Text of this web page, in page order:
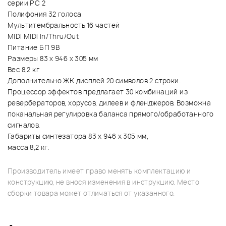
серии PC 2
Полифония 32 голоса
Мультитембральность 16 частей
MIDI MIDI In/Thru/Out
Питание БП 9В
Размеры 83 x 946 x 305 мм
Вес 8,2 кг
Дополнительно ЖК дисплей 20 символов 2 строки.
Процессор эффектов предлагает 30 комбинаций из
ревербераторов, хорусов, дилеев и фленджеров. Возможна
поканальная регулировка баланса прямого/обработанного
сигналов.
Габариты синтезатора 83 x 946 x 305 мм,
масса 8,2 кг.
Производитель имеет право менять комплектацию и
конструкцию, не внося изменения в инструкцию. Место
сборки товара может отличаться от указанного.